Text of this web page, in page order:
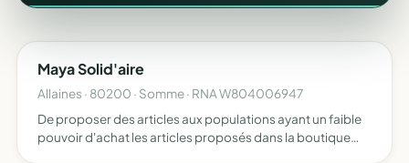
Maya Solid'aire
Allaines · 80200 · Somme · RNA W804006947
De proposer des articles aux populations ayant un faible
pouvoir d'achat les articles proposés dans la boutique